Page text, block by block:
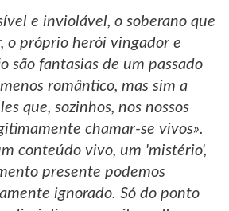
e inviolável, o soberano que
o próprio herói vingador e
são fantasias de um passado
romântico, mas sim a
que, sozinhos, nos nossos
chamar-se vivos».
conteúdo vivo, um 'mistério',
presente podemos
ignorado. Só do ponto